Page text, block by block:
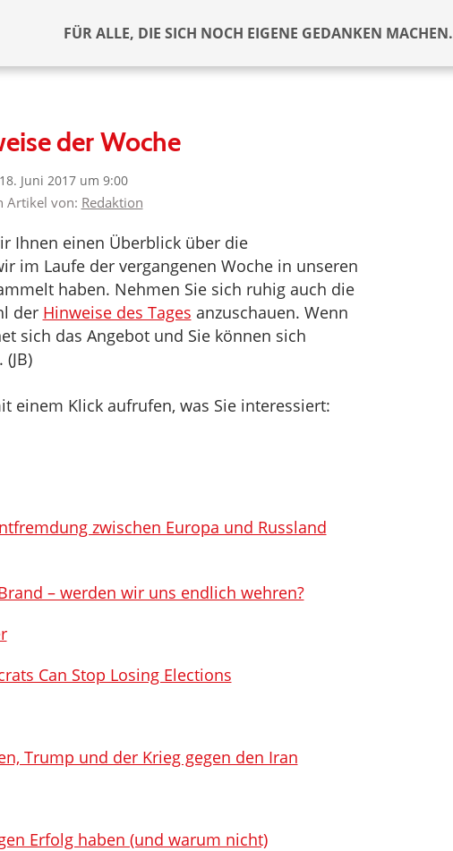
FÜR ALLE, DIE SICH NOCH EIGENE GEDANKEN MACHEN.
der Woche
18. Juni 2017 um 9:00
Artikel von: Redaktion
Ihnen einen Überblick über die
im Laufe der vergangenen Woche in unseren
haben. Nehmen Sie sich ruhig auch die
der Hinweise des Tages anzuschauen. Wenn
sich das Angebot und Sie können sich
einem Klick aufrufen, was Sie interessiert:
zwischen Europa und Russland
– werden wir uns endlich wehren?
Can Stop Losing Elections
Trump und der Krieg gegen den Iran
Erfolg haben (und warum nicht)